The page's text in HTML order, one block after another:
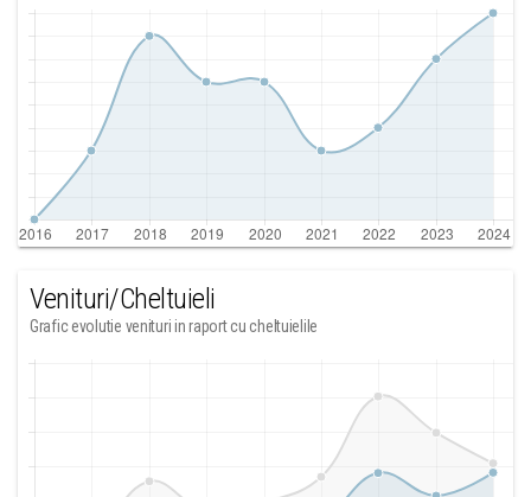
Venituri/Cheltuieli
Grafic evolutie venituri in raport cu cheltuielile